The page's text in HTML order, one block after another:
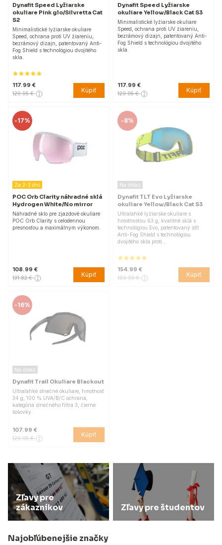
Dynafit Speed Lyžiarske
okuliare Pink glo/Silvretta Cat
S2
Minimalistické lyžiarske okuliare
Speed, ochrana proti UV žiareniu,
bezrámový dizajn, patentovaný Anti-
Fog Shield s technológiou dvojitého
skla.
117.99 €
129.95 € Kúpiť
Dynafit Speed Lyžiarske
okuliare Yellow/Black Cat S3
Minimalistické lyžiarske okuliare
Speed, ochrana proti UV žiareniu,
bezrámový dizajn, patentovaný Anti-
Fog Shield s technológiou dvojitého
skla.
117.99 €
129.95 € Kúpiť
-17%
Za 2-3 dni
POC Orb Clarity náhradné sklá
Hydrogen White/No mirror
Náhradné sklo pre zjazdové okuliare
POC Orb Clarity s celodennou
presnosťou a maximálnym výkonom.
108.99 €
131.82 € Kúpiť
-8%
Na dotaz
Dynafit TLT Evo Lyžiarske
okuliare Yellow/Black Cat S3
Ultraľahké lyžiarske okuliare s
hmotnosťou 63 g, kvalitné sklá s
technológiou Evo, patentovaný štít
Anti-Fog Shield s technológiou
dvojitého skla proti…
154.99 €
169.93 € Kúpiť
-16%
Na dotaz
Dynafit Trail Okuliare Blackout
Ultraľahké slnečné okuliare, hmotnosť
34 g, 100 % UVA/B/C ochrana,
kategória slnečného filtra 3, čierne
šošovky.
107.99 €
129.95 € Kúpiť
Zľavy pre
zákazníkov
Zľavy pre študentov
Najobľúbenejšie značky